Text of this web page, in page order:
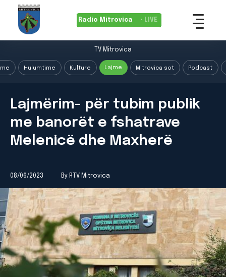
Radio Mitrovica • LIVE
TV Mitrovica
Hulumtime Kulture Lajme Mitrovica sot Podcast
Lajmërim- për tubim publik
me banorët e fshatrave
Melenicë dhe Maxherë
08/06/2023 By RTV Mitrovica